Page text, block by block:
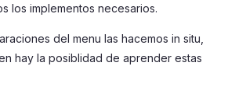
los implementos necesarios.
del menu las hacemos in situ,
hay la posiblidad de aprender estas